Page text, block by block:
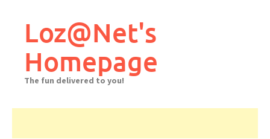
Loz@Net's
Homepage
The fun delivered to you!